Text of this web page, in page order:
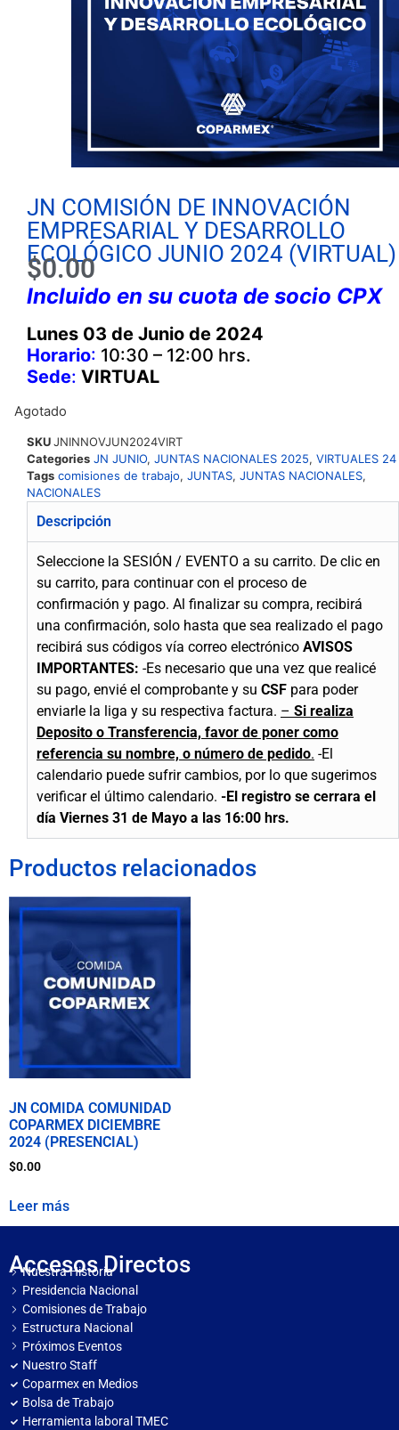
JN COMISIÓN DE INNOVACIÓN
EMPRESARIAL Y DESARROLLO
ECOLÓGICO JUNIO 2024 (VIRTUAL)
$0.00
Incluido en su cuota de socio CPX
Lunes 03 de Junio de 2024
Horario: 10:30 – 12:00 hrs.
Sede: VIRTUAL
Agotado
SKUJNINNOVJUN2024VIRT
Categories JN JUNIO, JUNTAS NACIONALES 2025, VIRTUALES 24
Tags comisiones de trabajo, JUNTAS, JUNTAS NACIONALES,
NACIONALES
Descripción
Seleccione la SESIÓN / EVENTO a su carrito. De clic en
su carrito, para continuar con el proceso de
confirmación y pago. Al finalizar su compra, recibirá
una confirmación, solo hasta que sea realizado el pago
recibirá sus códigos vía correo electrónico AVISOS
IMPORTANTES: -Es necesario que una vez que realicé
su pago, envié el comprobante y su CSF para poder
enviarle la liga y su respectiva factura. – Si realiza
Deposito o Transferencia, favor de poner como
referencia su nombre, o número de pedido. -El
calendario puede sufrir cambios, por lo que sugerimos
verificar el último calendario. -El registro se cerrara el
día Viernes 31 de Mayo a las 16:00 hrs.
Productos relacionados
JN COMIDA COMUNIDAD
COPARMEX DICIEMBRE
2024 (PRESENCIAL)
$0.00
Leer más
Accesos Directos
Nuestra Historia
Presidencia Nacional
Comisiones de Trabajo
Estructura Nacional
Próximos Eventos
Nuestro Staff
Coparmex en Medios
Bolsa de Trabajo
Herramienta laboral TMEC